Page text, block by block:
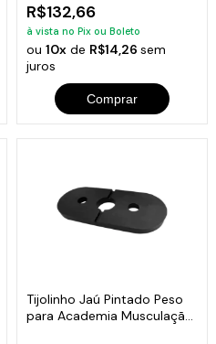
R$132,66
à vista no Pix ou Boleto
ou 10xde R$14,26 sem
juros
Comprar
Tijolinho Jaú Pintado Peso
para Academia Musculação